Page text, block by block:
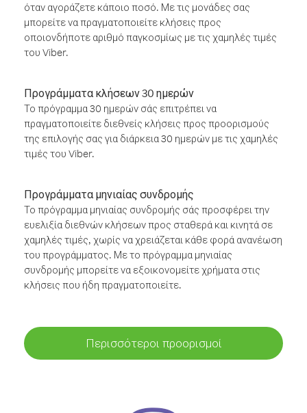
όταν αγοράζετε κάποιο ποσό. Με τις μονάδες σας
μπορείτε να πραγματοποιείτε κλήσεις προς
οποιονδήποτε αριθμό παγκοσμίως με τις χαμηλές τιμές
του Viber.
Προγράμματα κλήσεων 30 ημερών
Το πρόγραμμα 30 ημερών σάς επιτρέπει να
πραγματοποιείτε διεθνείς κλήσεις προς προορισμούς
της επιλογής σας για διάρκεια 30 ημερών με τις χαμηλές
τιμές του Viber.
Προγράμματα μηνιαίας συνδρομής
Το πρόγραμμα μηνιαίας συνδρομής σάς προσφέρει την
ευελιξία διεθνών κλήσεων προς σταθερά και κινητά σε
χαμηλές τιμές, χωρίς να χρειάζεται κάθε φορά ανανέωση
του προγράμματος. Με το πρόγραμμα μηνιαίας
συνδρομής μπορείτε να εξοικονομείτε χρήματα στις
κλήσεις που ήδη πραγματοποιείτε.
Περισσότεροι προορισμοί